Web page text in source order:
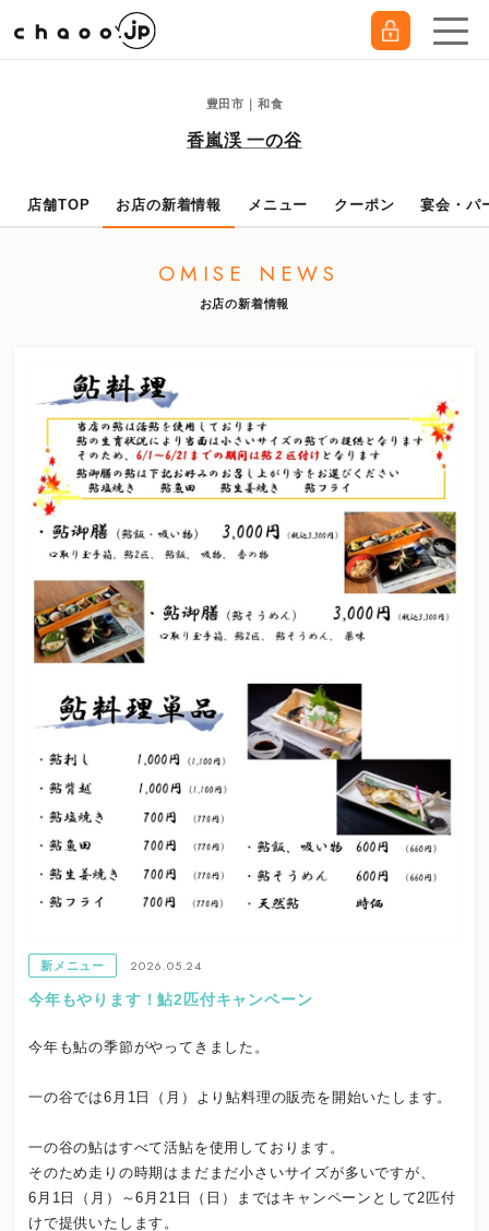
豊田市｜和食
香嵐渓 一の谷
店舗TOP お店の新着情報 メニュー クーポン 宴会・パ
OMISE NEWS
お店の新着情報
新メニュー
2026.05.24
今年もやります！鮎2匹付キャンペーン
今年も鮎の季節がやってきました。
一の谷では6月1日（月）より鮎料理の販売を開始いたします。
一の谷の鮎はすべて活鮎を使用しております。
そのため走りの時期はまだまだ小さいサイズが多いですが、
6月1日（月）～6月21日（日）まではキャンペーンとして2匹付
けで提供いたします。